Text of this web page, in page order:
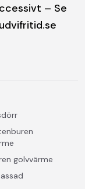
– Se
golvvärme